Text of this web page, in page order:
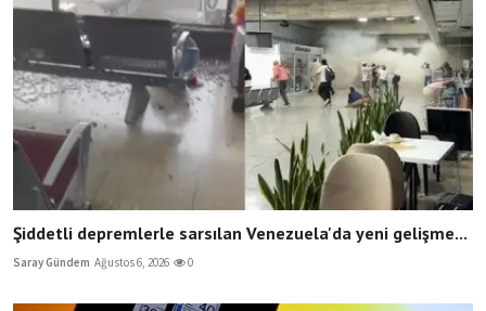
Şiddetli depremlerle sarsılan Venezuela'da yeni gelişme...
Saray Gündem Ağustos 6, 2026 0